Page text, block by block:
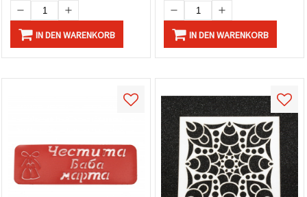
IN DEN WARENKORB IN DEN WARENKORB